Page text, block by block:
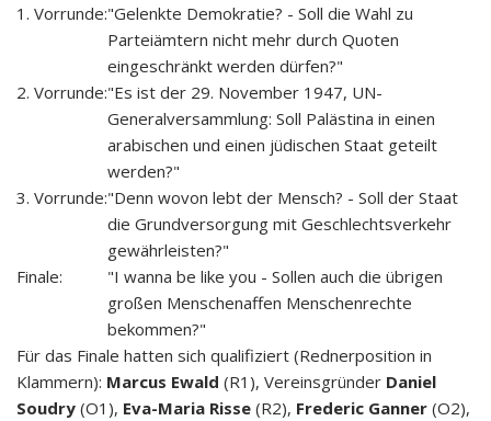
1. Vorrunde:"Gelenkte Demokratie? - Soll die Wahl zu
Parteiämtern nicht mehr durch Quoten
eingeschränkt werden dürfen?"
2. Vorrunde:"Es ist der 29. November 1947, UN-
Generalversammlung: Soll Palästina in einen
arabischen und einen jüdischen Staat geteilt
werden?"
3. Vorrunde:"Denn wovon lebt der Mensch? - Soll der Staat
die Grundversorgung mit Geschlechtsverkehr
gewährleisten?"
Finale:
"I wanna be like you - Sollen auch die übrigen
großen Menschenaffen Menschenrechte
bekommen?"
Für das Finale hatten sich qualifiziert (Rednerposition in
Klammern): Marcus Ewald (R1), Vereinsgründer Daniel
Soudry (O1), Eva-Maria Risse (R2), Frederic Ganner (O2),